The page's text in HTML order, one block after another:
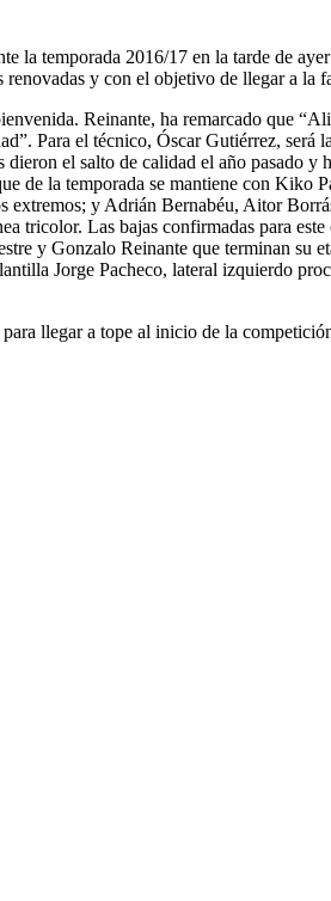
temporada 2016/17 en la tarde de
y con el objetivo de llegar a la
Reinante, ha remarcado que
Para el técnico, Óscar Gutiérrez, será
el salto de calidad el año pasado
de la temporada se mantiene con
y Adrián Bernabéu, Aitor
tricolor. Las bajas confirmadas para
y Gonzalo Reinante que terminan su
Jorge Pacheco, lateral izquierdo
llegar a tope al inicio de la